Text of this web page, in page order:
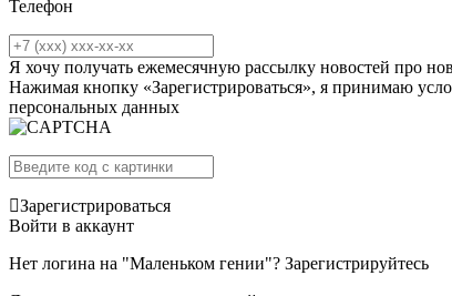
Телефон
Я хочу получать ежемесячную рассылку новостей про
Нажимая кнопку «Зарегистрироваться», я принимаю
персональных данных
Зарегистрироваться
Войти в аккаунт
Нет логина на "Маленьком гении"? Зарегистрируйтесь